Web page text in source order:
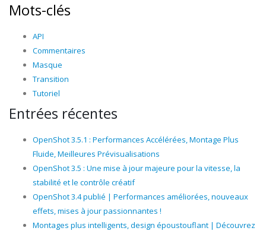
Mots-clés
API
Commentaires
Masque
Transition
Tutoriel
Entrées récentes
OpenShot 3.5.1 : Performances Accélérées, Montage Plus
Fluide, Meilleures Prévisualisations
OpenShot 3.5 : Une mise à jour majeure pour la vitesse, la
stabilité et le contrôle créatif
OpenShot 3.4 publié | Performances améliorées, nouveaux
effets, mises à jour passionnantes !
Montages plus intelligents, design époustouflant | Découvrez